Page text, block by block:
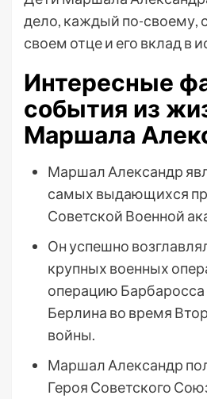
дело, каждый по-своему,
своем отце и его вклад в
Интересные
события из
Маршала
Маршал Александр
самых выдающихся
Советской Военной
Он успешно
крупных военных
операцию
Берлина во время
войны.
Маршал Александр
Героя Советского